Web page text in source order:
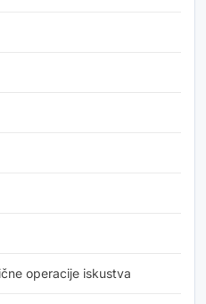
operacije iskustva